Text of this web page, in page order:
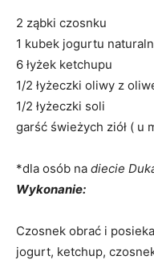
2 ząbki czosnku
1 kubek jogurtu
6 łyżek ketchupu
1/2 łyżeczki oliwy z
1/2 łyżeczki soli
garść świeżych ziół ( u
*dla osób na diecie
Wykonanie:
Czosnek obrać i
jogurt, ketchup,